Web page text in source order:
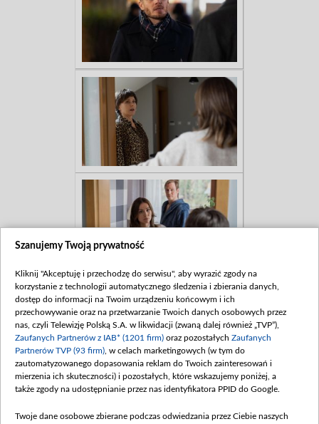
Szanujemy Twoją prywatność
Kliknij "Akceptuję i przechodzę do serwisu", aby wyrazić zgody na
korzystanie z technologii automatycznego śledzenia i zbierania danych,
dostęp do informacji na Twoim urządzeniu końcowym i ich
przechowywanie oraz na przetwarzanie Twoich danych osobowych przez
nas, czyli Telewizję Polską S.A. w likwidacji (zwaną dalej również „TVP”),
Zaufanych Partnerów z IAB* (1201 firm) oraz pozostałych Zaufanych
Partnerów TVP (93 firm) , w celach marketingowych (w tym do
zautomatyzowanego dopasowania reklam do Twoich zainteresowań i
mierzenia ich skuteczności) i pozostałych, które wskazujemy poniżej, a
także zgody na udostępnianie przez nas identyfikatora PPID do Google.
Twoje dane osobowe zbierane podczas odwiedzania przez Ciebie naszych